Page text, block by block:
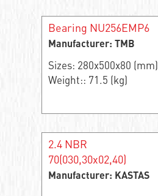
Bearing NU256EMP6
Manufacturer: TMB
Sizes: 280x500x80 (mm)
Weight:: 71.5 (kg)
2.4 NBR
70(030,30x02,40)
Manufacturer: KASTAS